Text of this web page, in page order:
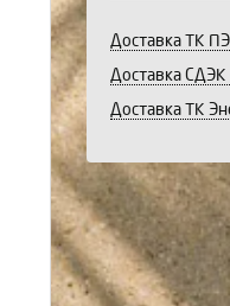
Доставка ТК
Доставка СДЭК
Доставка ТК